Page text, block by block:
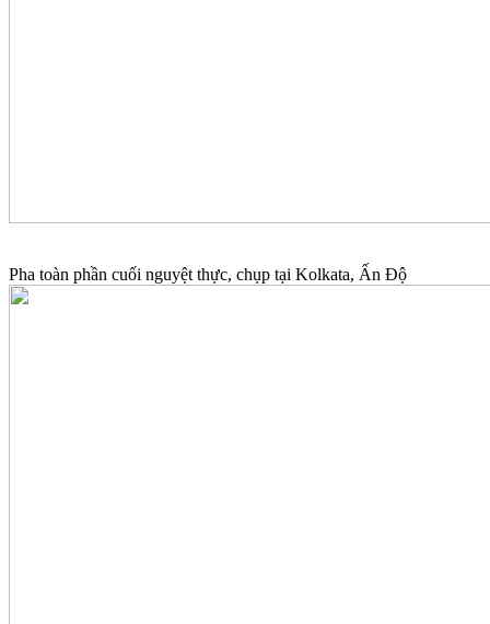
Pha toàn phần cuối nguyệt thực, chụp tại Kolkata, Ấn Độ